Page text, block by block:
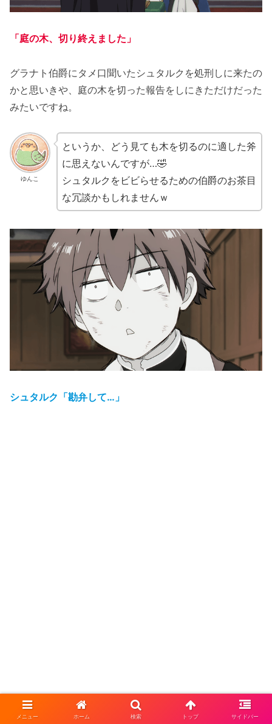
「庭の木、切り終えました」
グラナト伯爵にタメ口聞いたシュタルクを処刑しに来たの
かと思いきや、庭の木を切った報告をしにきただけだった
みたいですね。
ゆんこ
というか、どう見ても木を切るのに適した斧
に思えないんですが…🤣
シュタルクをビビらせるための伯爵のお茶目
な冗談かもしれませんｗ
シュタルク「勘弁して…」
メニュー ホーム 検索 トップ サイドバー